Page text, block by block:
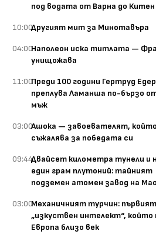
под водата от Варна до Китен
10:00Другият мит за Минотавъра
04:00Наполеон иска титлата —
унищожава
11:00Преди 100 години Гертруд
преплува Ламанша по-бързо
мъж
03:00Ашока — завоевателят, който
съжалява за победата си
09:44Двайсет километра тунели и
един грам плутоний: тайният
подземен атомен завод на Мао
03:00Механичният турчин: първият
„изкуствен интелект“, който
Европа близо век